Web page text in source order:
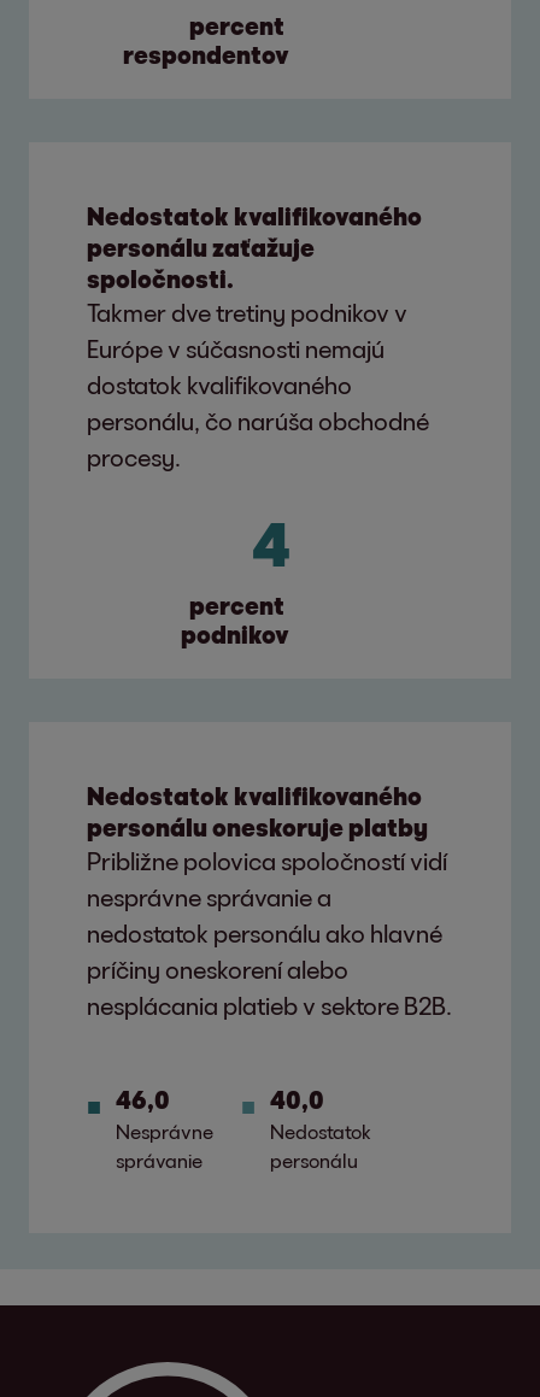
percent
respondentov
Nedostatok kvalifikovaného
personálu zaťažuje
spoločnosti.
Takmer dve tretiny podnikov v
Európe v súčasnosti nemajú
dostatok kvalifikovaného
personálu, čo narúša obchodné
procesy.
49
percent
podnikov
Nedostatok kvalifikovaného
personálu oneskoruje platby
Približne polovica spoločností vidí
nesprávne správanie a
nedostatok personálu ako hlavné
príčiny oneskorení alebo
nesplácania platieb v sektore B2B.
46,0
Nesprávne
správanie
40,0
Nedostatok
personálu